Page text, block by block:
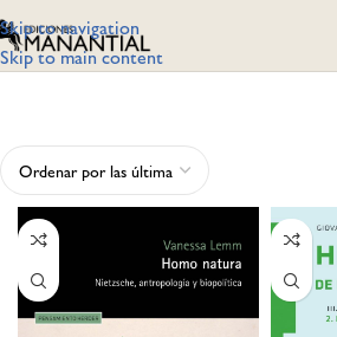
Skip to navigation
Skip to main content